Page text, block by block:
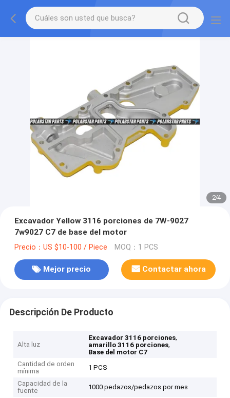
2/4
Excavador Yellow 3116 porciones de 7W-9027
7w9027 C7 de base del motor
Precio：US $10-100 / Piece MOQ：1 PCS
Mejor precio Contactar ahora
Descripción De Producto
Alta luz
Excavador 3116 porciones,
amarillo 3116 porciones,
Base del motor C7
Cantidad de orden
mínima
1 PCS
Capacidad de la
fuente
1000 pedazos/pedazos por mes